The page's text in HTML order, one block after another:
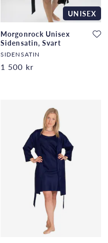
UNISEX
Morgonrock Unisex
Sidensatin, Svart
SIDENSATIN
1 500 kr